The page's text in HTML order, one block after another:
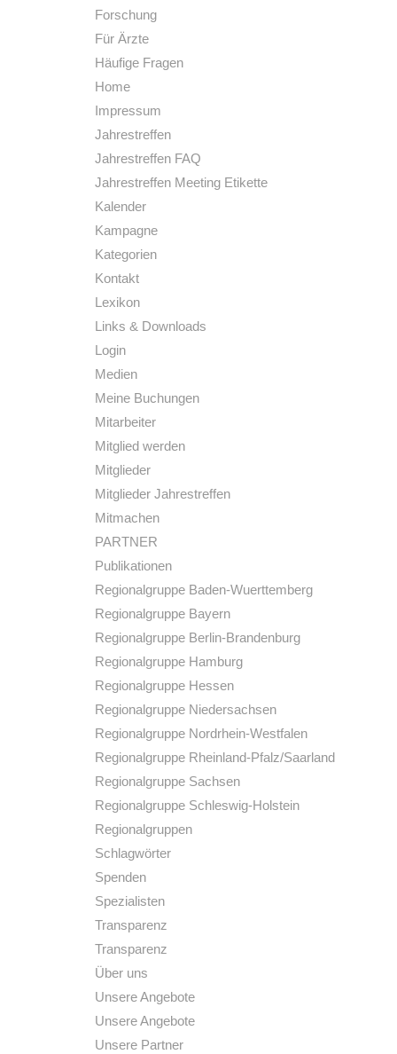
Forschung
Für Ärzte
Häufige Fragen
Home
Impressum
Jahrestreffen
Jahrestreffen FAQ
Jahrestreffen Meeting Etikette
Kalender
Kampagne
Kategorien
Kontakt
Lexikon
Links & Downloads
Login
Medien
Meine Buchungen
Mitarbeiter
Mitglied werden
Mitglieder
Mitglieder Jahrestreffen
Mitmachen
PARTNER
Publikationen
Regionalgruppe Baden-Wuerttemberg
Regionalgruppe Bayern
Regionalgruppe Berlin-Brandenburg
Regionalgruppe Hamburg
Regionalgruppe Hessen
Regionalgruppe Niedersachsen
Regionalgruppe Nordrhein-Westfalen
Regionalgruppe Rheinland-Pfalz/Saarland
Regionalgruppe Sachsen
Regionalgruppe Schleswig-Holstein
Regionalgruppen
Schlagwörter
Spenden
Spezialisten
Transparenz
Transparenz
Über uns
Unsere Angebote
Unsere Angebote
Unsere Partner